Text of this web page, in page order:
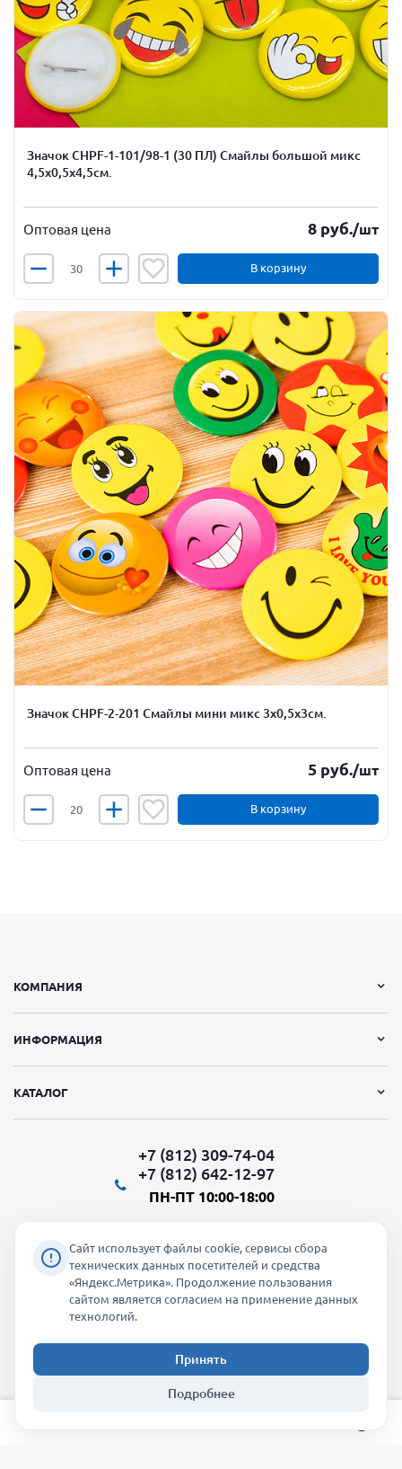
Значок CHPF-1-101/98-1 (30 ПЛ) Смайлы большой микс
4,5х0,5х4,5см.
Оптовая цена 8 руб./шт
В корзину
Значок CHPF-2-201 Смайлы мини микс 3х0,5х3см.
Оптовая цена 5 руб./шт
В корзину
КОМПАНИЯ
ИНФОРМАЦИЯ
КАТАЛОГ
+7 (812) 309-74-04
+7 (812) 642-12-97
ПН-ПТ 10:00-18:00
Мы в социальных сетях:
2026 © "Молти" - оптовый магазин
info@molti-shop.ru
Сайт использует файлы cookie, сервисы сбора
технических данных посетителей и средства
«Яндекс.Метрика». Продолжение пользования
сайтом является согласием на применение данных
технологий.
Принять
Подробнее